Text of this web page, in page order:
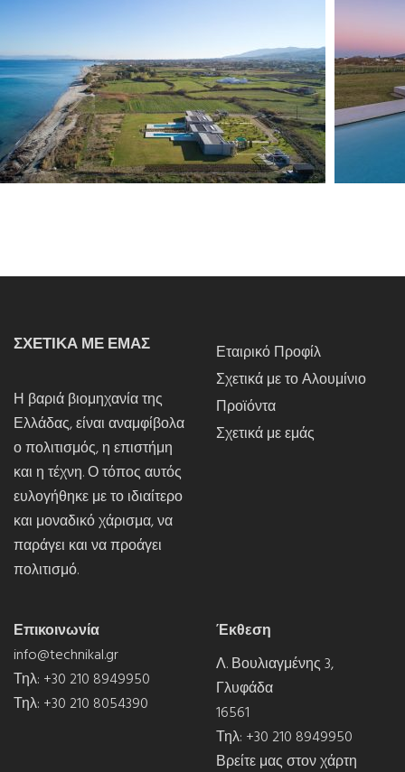
ΣΧΕΤΙΚΑ ΜΕ ΕΜΑΣ
Η βαριά βιομηχανία της
Ελλάδας, είναι αναμφίβολα
ο πολιτισμός, η επιστήμη
και η τέχνη. Ο τόπος αυτός
ευλογήθηκε με το ιδιαίτερο
και μοναδικό χάρισμα, να
παράγει και να προάγει
πολιτισμό.
Εταιρικό Προφίλ
Σχετικά με το Αλουμίνιο
Προϊόντα
Σχετικά με εμάς
Επικοινωνία
info@technikal.gr
Τηλ: +30 210 8949950
Τηλ: +30 210 8054390
Έκθεση
Λ. Βουλιαγμένης 3,
Γλυφάδα
16561
Τηλ: +30 210 8949950
Βρείτε μας στον χάρτη